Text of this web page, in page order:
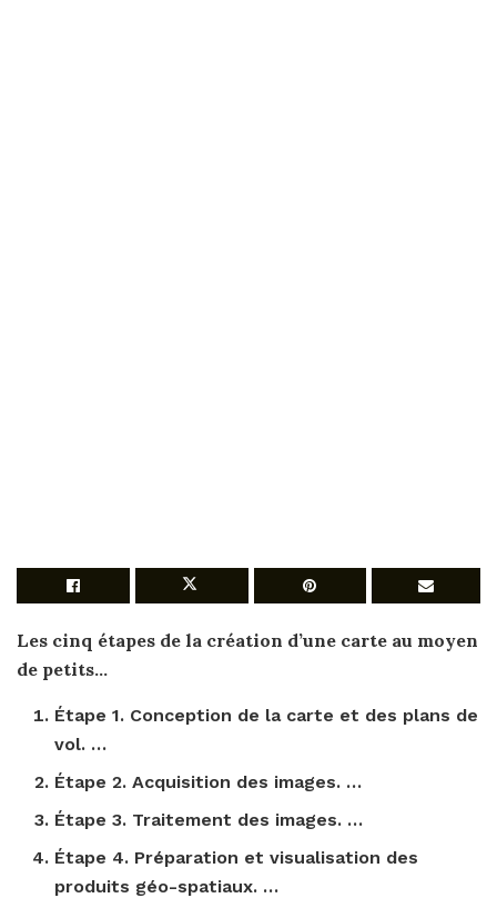
Les cinq étapes de la création d’une carte au moyen
de petits…
Étape1. Conception de la carte et des plans de
vol. …
Étape2. Acquisition des images. …
Étape3. Traitement des images. …
Étape 4. Préparation et visualisation des
produits géo-spatiaux. …